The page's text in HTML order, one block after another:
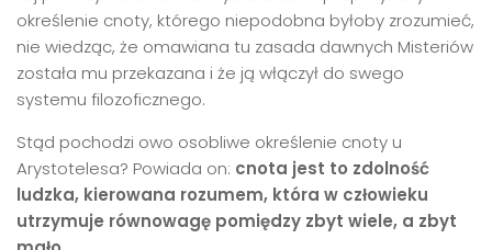
określenie cnoty, którego niepodobna byłoby zrozumieć,
nie wiedząc, że omawiana tu zasada dawnych Misteriów
została mu przekazana i że ją włączył do swego
systemu filozoficznego.
Stąd pochodzi owo osobliwe określenie cnoty u
Arystotelesa? Powiada on: cnota jest to zdolność
ludzka, kierowana rozumem, która w człowieku
utrzymuje równowagę pomiędzy zbyt wiele, a zbyt